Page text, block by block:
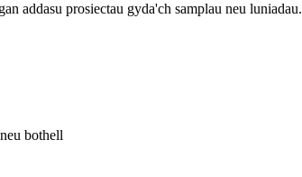
addasu prosiectau gyda'ch samplau neu luniadau.
bothell